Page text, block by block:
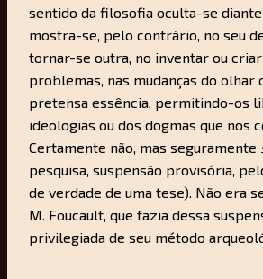
sentido da filosofia oculta-se
mostra-se, pelo contrário, no seu
tornar-se outra, no inventar ou
problemas, nas mudanças do olhar
pretensa essência, permitindo-os
ideologias ou dos dogmas que nos
Certamente não, mas seguramente
pesquisa, suspensão provisória,
de verdade de uma tese). Não era
M. Foucault, que fazia dessa
privilegiada de seu método